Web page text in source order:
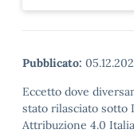
Pubblicato:
Eccetto dove
stato rilasciato sotto
Attribuzione 4.0